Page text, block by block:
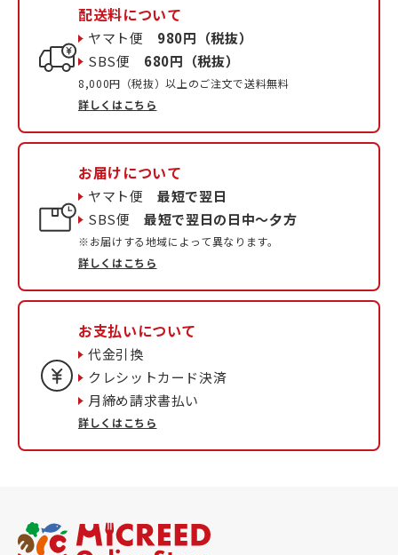
配送料について
ヤマト便 980円（税抜）
SBS便 680円（税抜）
8,000円（税抜）以上のご注文で送料無料
詳しくはこちら
お届けについて
ヤマト便最短で翌日
SBS便最短で翌日の日中〜夕方
※お届けする地域によって異なります。
詳しくはこちら
お支払いについて
代金引換
クレシットカード決済
月締め請求書払い
詳しくはこちら